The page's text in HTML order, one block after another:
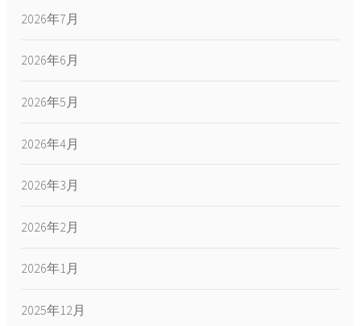
2026年7月
2026年6月
2026年5月
2026年4月
2026年3月
2026年2月
2026年1月
2025年12月